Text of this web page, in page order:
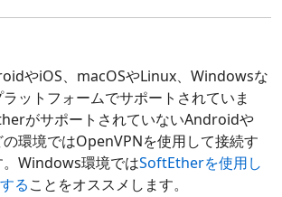
やiOS、macOSやLinux、Windowsな
ットフォームでサポートされていま
がサポートされていないAndroidや
環境ではOpenVPNを使用して接続す
。Windows環境ではSoftEtherを使用し
ることをオススメします。